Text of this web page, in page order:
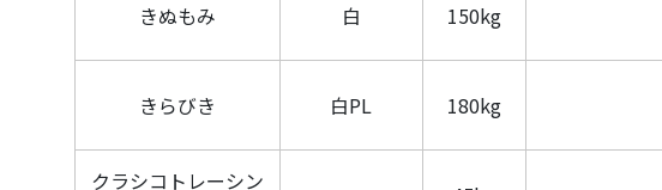
きぬもみ 白 150kg
きらびき 白PL 180kg
クラシコトレーシン